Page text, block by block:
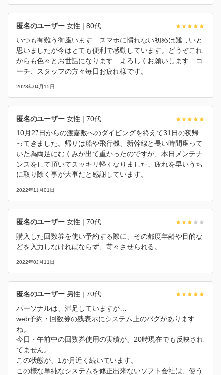
匿名のユーザー 女性 | 80代
いつも有難う御座います…スマホに慣れない初めは難しいと
思いましたが今はとても便利で感動しています。どうぞこれ
からも色々とお世話になります…よろしくお願いします…コ
ーチ、スタッフの方々毎日お疲れ様です。
2023年04月15日
匿名のユーザー 女性 | 70代
10月27日からの渡嘉敷へのダイビングを終えて31日の夜帰
ってきました。帰りは船や飛行機、新幹線と長い時間座って
いた為両足にむくみが出て重かったのですが、本日メンテナ
ンスをして頂いてスッキリ軽くなりました。疲れを早いうち
に取り除く事が大事だと感謝しています。
2022年11月01日
匿名のユーザー 女性 | 70代
購入した回数券を使い予約する際に、その都度年齢や目的な
どを入力しなければならず、苛々させられる。
2022年02月11日
匿名のユーザー 男性 | 70代
パーソナルは、満足していますが…
web予約・回数券の残表示にシステム上のバグがあります
ね。
今日・午前中の回数券使用の実績が、20時現在でも反映され
てません。
この状態が、1か月近く続いています。
この様な単純なシステムを修正出来ないソフト会社は、使う